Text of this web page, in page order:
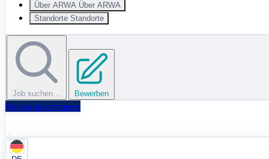
Über ARWA Über ARWA
Standorte Standorte
Job suchen… Bewerben
Personal anfragen